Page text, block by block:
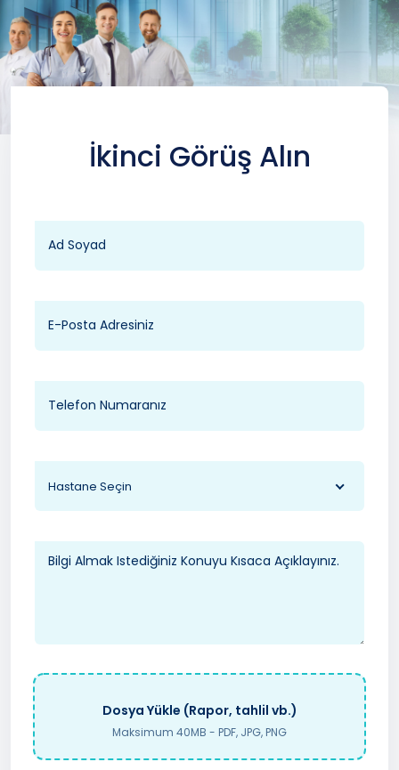
İkinci Görüş Alın
Hastane Seçin
Dosya Yükle (Rapor, tahlil vb.)
Maksimum 40MB - PDF, JPG, PNG